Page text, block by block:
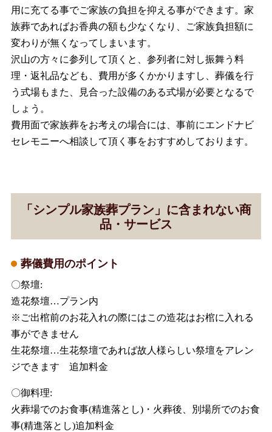
用に充てる事でご家族の負担を抑える事ができます。家
族葬であればお香典の額も少なくなり、ご家族負担額に
変わりが無くなってしまいます。
沢山の方々に参列して頂くと、参列者に対し振舞う料
理・返礼品なども、費用が多くかかりますし、葬儀を行
う式場もまた、見合った設備のある式場が必要となるで
しょう。
費用面で家族葬をお考えの場合には、事前にエンドナビ
セレモニーへ相談して頂く事をおすすめしております。
「シンプル家族葬プラン」に含まれない商
品・サービス
葬儀費用のポイント
〇祭壇:
造花祭壇…プラン内
※ご出棺前のお花入れの際にはこの造花はお棺に入れる
事ができません
生花祭壇…生花祭壇であれば故人様らしい祭壇をアレン
ジできます 追加料金
〇御料理:
火葬場でのお食事(精進落とし)・火葬後、別場所でのお食
事(精進落とし)追加料金